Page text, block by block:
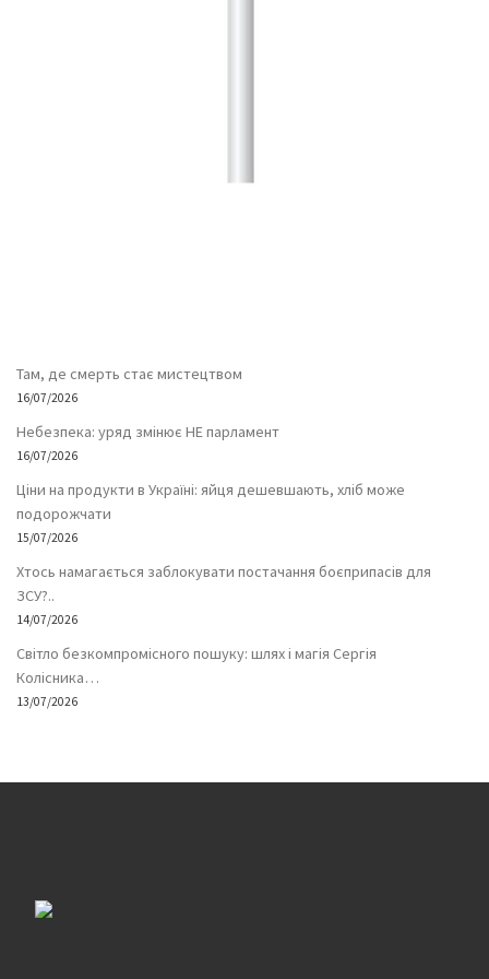
Там, де смерть стає мистецтвом
16/07/2026
Небезпека: уряд змінює НЕ парламент
16/07/2026
Ціни на продукти в Україні: яйця дешевшають, хліб може
подорожчати
15/07/2026
Хтось намагається заблокувати постачання боєприпасів для
ЗСУ?..
14/07/2026
Світло безкомпромісного пошуку: шлях і магія Сергія
Колісника…
13/07/2026